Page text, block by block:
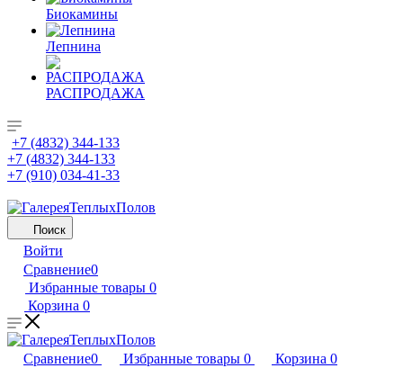
Биокамины
Лепнина
РАСПРОДАЖА
+7 (4832) 344-133
+7 (4832) 344-133
+7 (910) 034-41-33
Поиск
Войти
Сравнение0
Избранные товары 0
Корзина 0
Сравнение0 Избранные товары 0 Корзина 0